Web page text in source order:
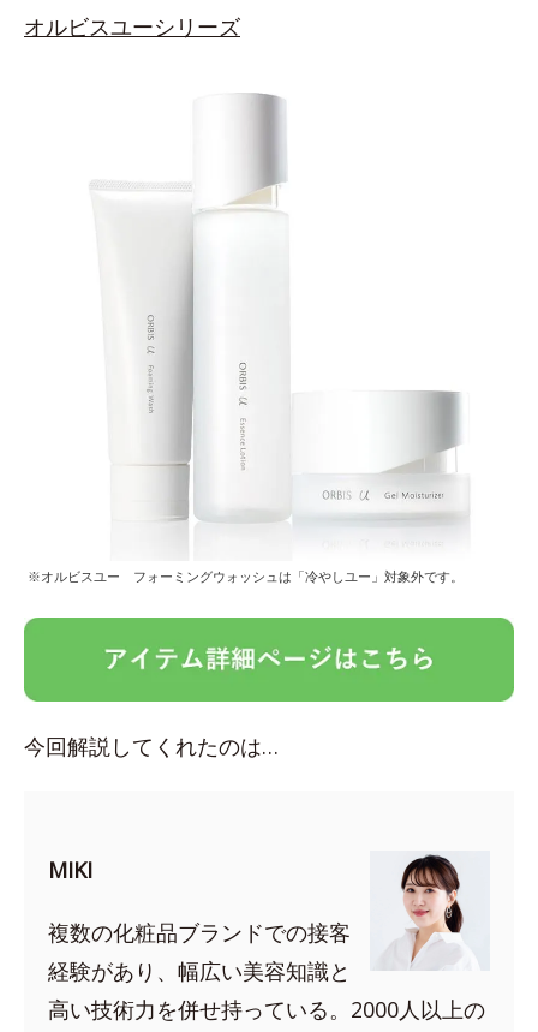
オルビスユーシリーズ
※オルビスユー フォーミングウォッシュは「冷やしユー」対象外です。
今回解説してくれたのは…
MIKI
複数の化粧品ブランドでの接客
経験があり、幅広い美容知識と
高い技術力を併せ持っている。2000人以上の